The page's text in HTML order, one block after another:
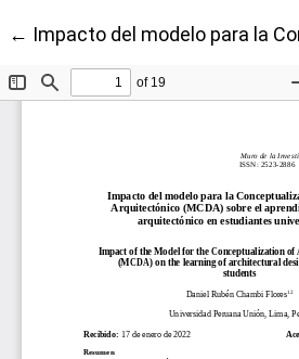
← Volver a los detalles del
Impacto del modelo para la